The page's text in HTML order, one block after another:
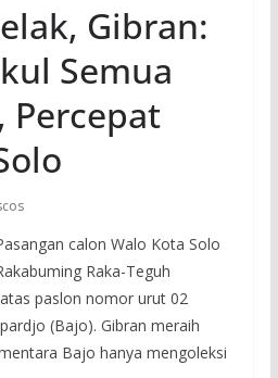
Gibran:
Semua
Percepat
calon Walo Kota Solo
Raka-Teguh
paslon nomor urut 02
(Bajo). Gibran meraih
Bajo hanya mengoleksi